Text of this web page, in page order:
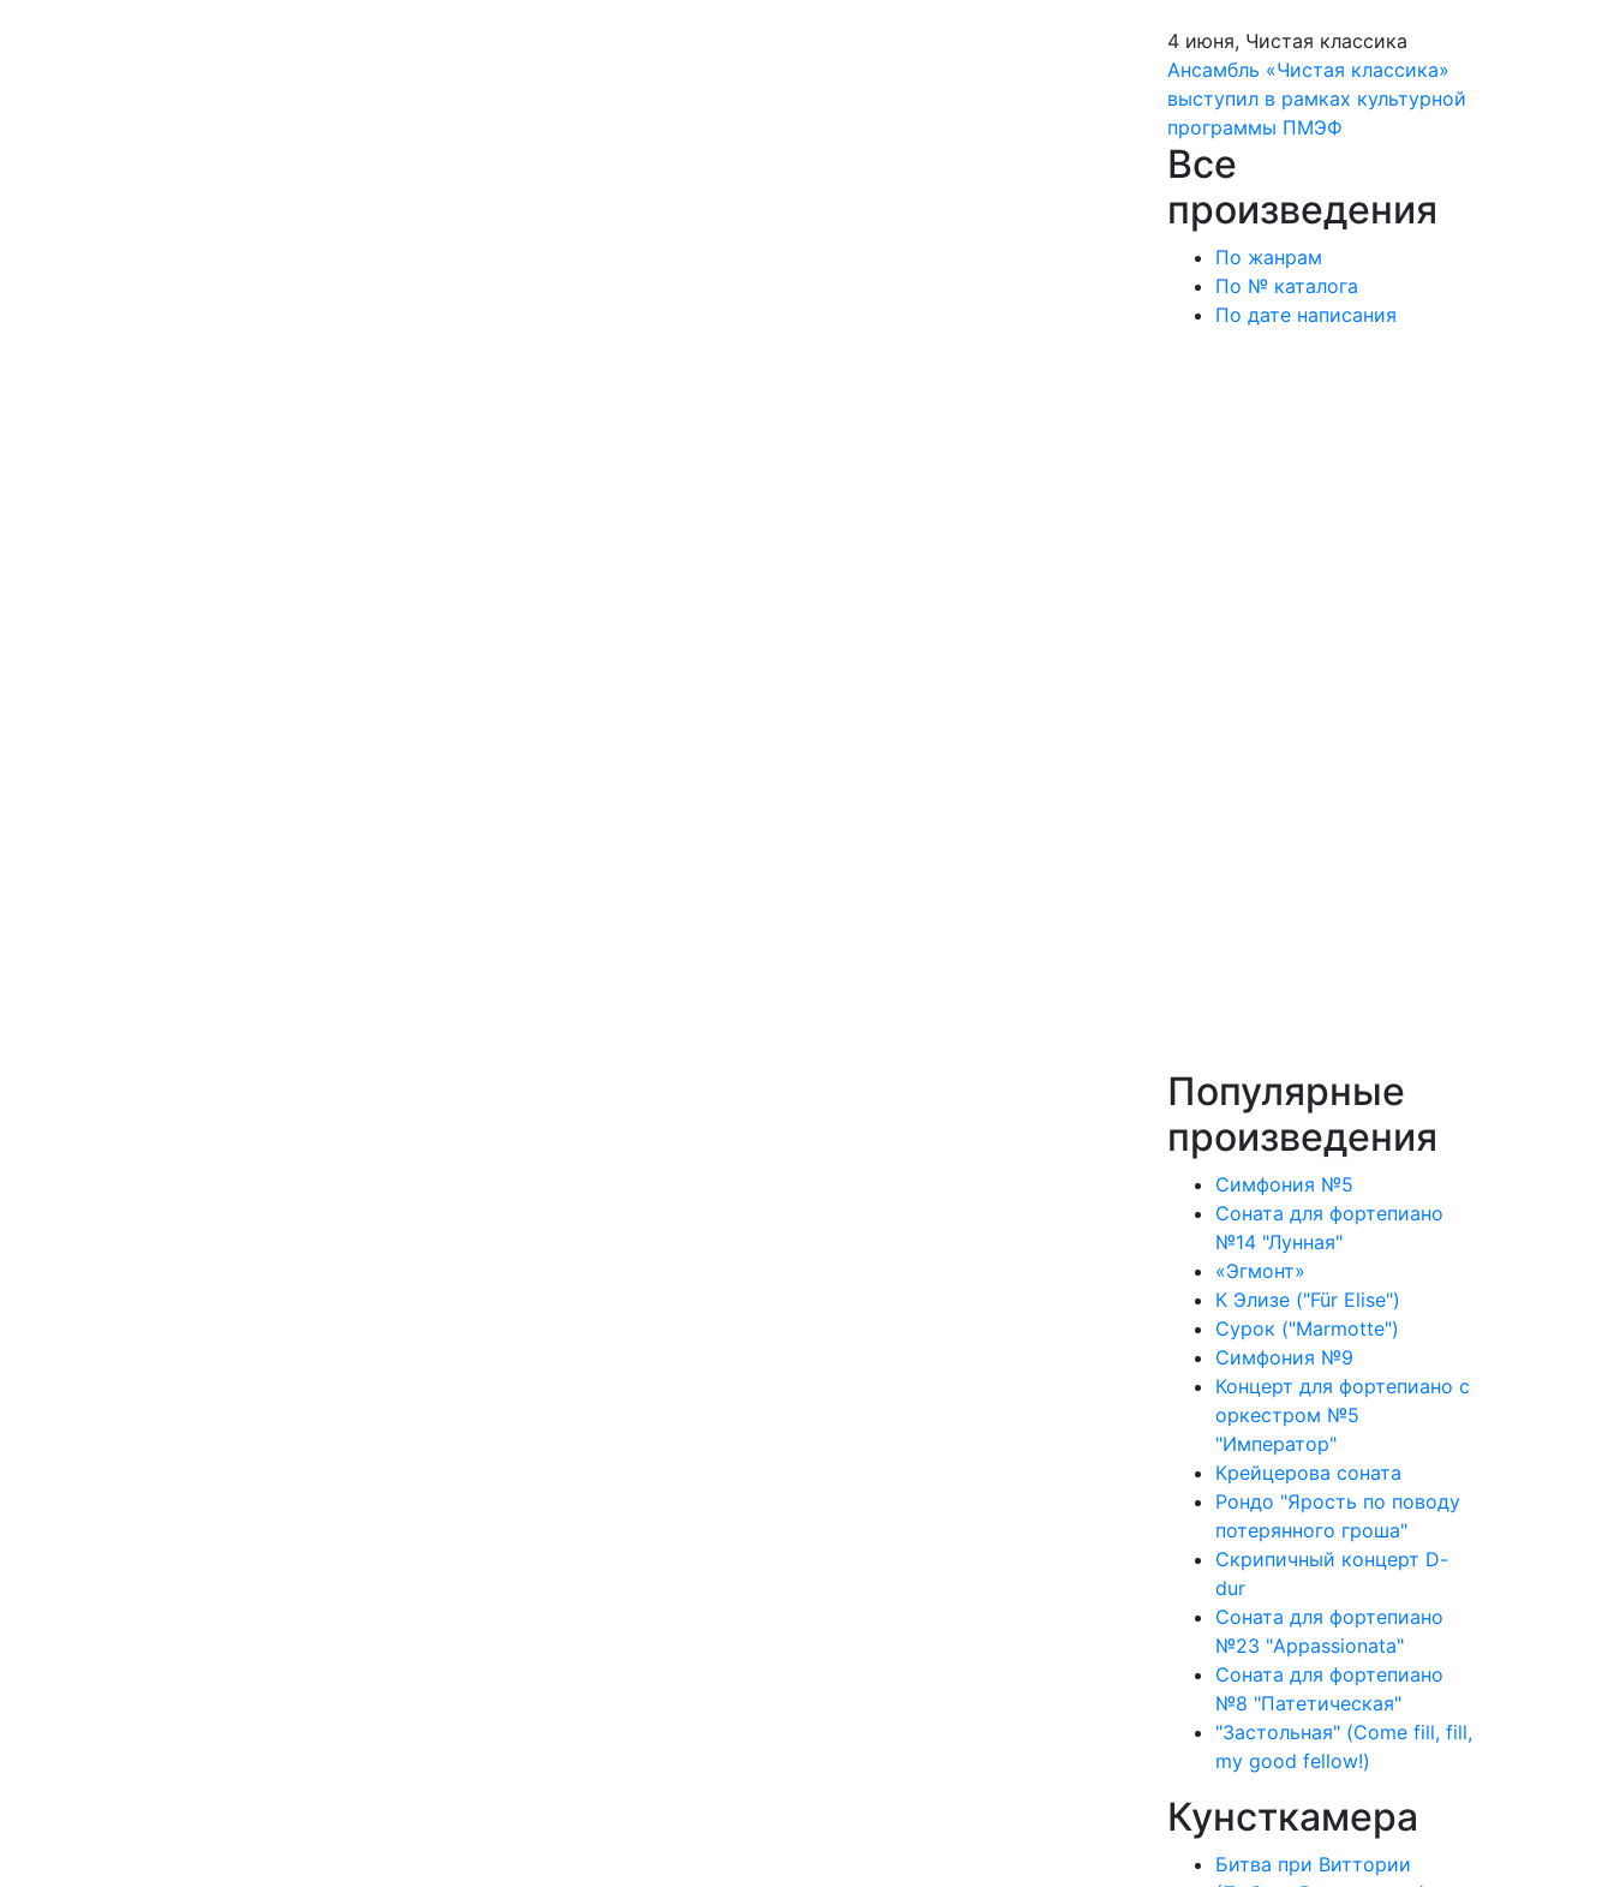
4 июня, Чистая классика
Ансамбль «Чистая классика»
выступил в рамках культурной
программы ПМЭФ
Все
произведения
По жанрам
По № каталога
По дате написания
Популярные
произведения
Симфония №5
Соната для фортепиано
№14 "Лунная"
«Эгмонт»
К Элизе ("Für Elise")
Сурок ("Marmotte")
Симфония №9
Концерт для фортепиано с
оркестром №5
"Император"
Крейцерова соната
Рондо "Ярость по поводу
потерянного гроша"
Скрипичный концерт D-
dur
Соната для фортепиано
№23 "Appassionata"
Соната для фортепиано
№8 "Патетическая"
"Застольная" (Come fill, fill,
my good fellow!)
Кунсткамера
Битва при Виттории